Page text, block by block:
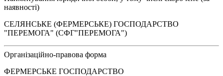
наявності)
СЕЛЯНСЬКЕ (ФЕРМЕРСЬКЕ) ГОСПОДАРСТВО
"ПЕРЕМОГА" (СФГ"ПЕРЕМОГА")
Організаційно-правова форма
ФЕРМЕРСЬКЕ ГОСПОДАРСТВО